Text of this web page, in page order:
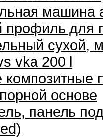
машина
для
сухой,
vka 200 l
основе
панель